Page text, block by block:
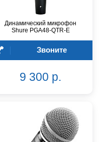
Динамический микрофон
Shure PGA48-QTR-E
Звоните
9 300 р.